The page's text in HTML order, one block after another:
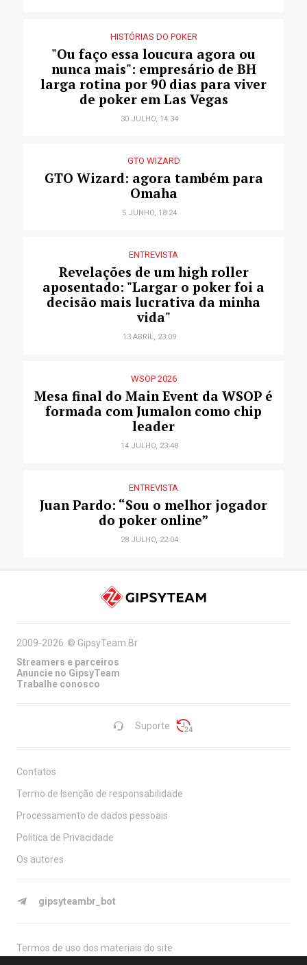
HISTÓRIAS DO POKER
"Ou faço essa loucura agora ou
nunca mais": empresário de BH
larga rotina por 90 dias para viver
de poker em Las Vegas
30 JULHO, 14:34
GTO WIZARD
GTO Wizard: agora também para
Omaha
5 JUNHO, 18:24
ENTREVISTA
Revelações de um high roller
aposentado: "Largar o poker foi a
decisão mais lucrativa da minha
vida"
13 ABRIL, 23:09
WSOP 2026
Mesa final do Main Event da WSOP é
formada com Jumalon como chip
leader
14 JULHO, 23:48
ENTREVISTA
Juan Pardo: “Sou o melhor jogador
do poker online”
28 JULHO, 22:04
Suporte
2009-2026 © GipsyTeam.Br
Streamers e parceiros
Anuncie no GipsyTeam
Trabalhe conosco
Termos de uso dos materiais do site
Contatos
Termo de Isenção de responsabilidade
Processamento de dados pessoais
Política de Privacidade
Os autores
gipsyteambr_bot